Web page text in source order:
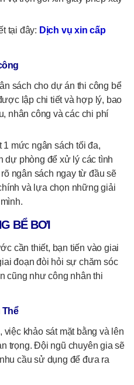
tại đây: Dịch vụ xin cấp
sách cho dự án thi công bể
lập chi tiết và hợp lý, bao
nhân công và các chi phí
mức ngân sách tối đa,
dự phòng để xử lý các tình
ngân sách ngay từ đầu sẽ
và lựa chọn những giải
BỂ BƠI
cần thiết, bạn tiến vào giai
đoạn đòi hỏi sự chăm sóc
cũng như công nhân thi
Thể
khảo sát mặt bằng và lên
trọng. Đội ngũ chuyên gia sẽ
cầu sử dụng để đưa ra